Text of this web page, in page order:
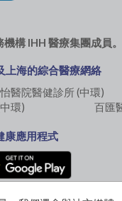
機構 IHH 醫療集團成員。
上海的綜合醫療網絡
醫院醫健診所 (中環)
環) 百匯
康應用程式